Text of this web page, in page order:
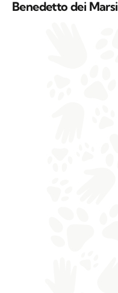
Benedetto dei Marsi